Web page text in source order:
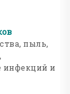
пыль,
инфекций и